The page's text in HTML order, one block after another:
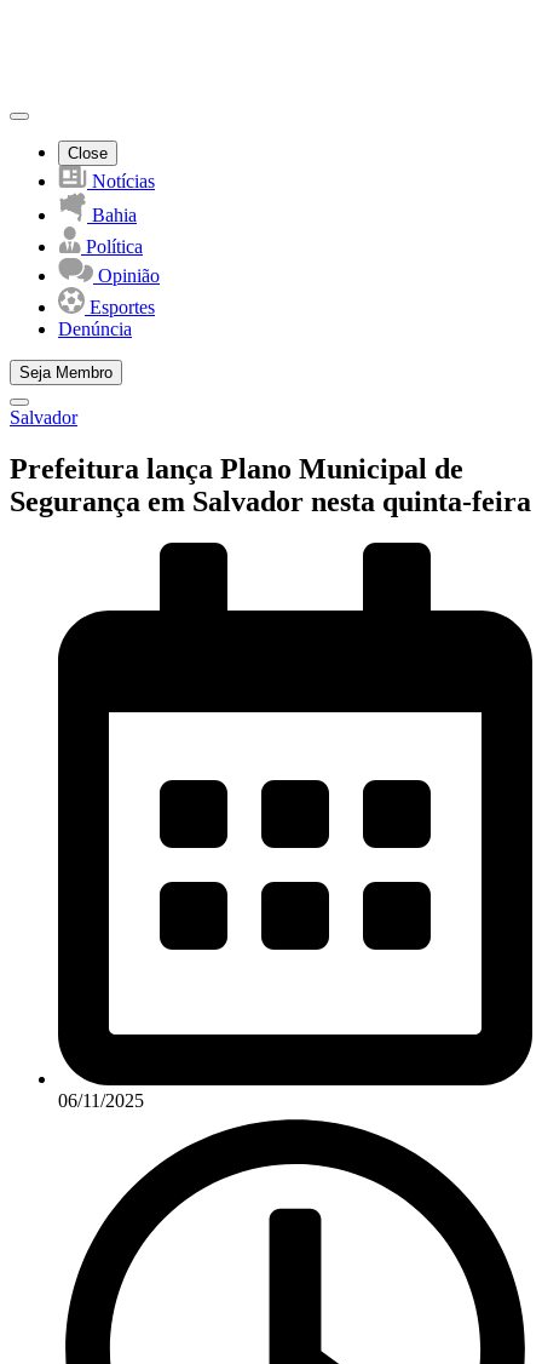
Close
Notícias
Bahia
Política
Opinião
Esportes
Denúncia
Seja Membro
Salvador
Prefeitura lança Plano Municipal de
Segurança em Salvador nesta quinta-feira
06/11/2025